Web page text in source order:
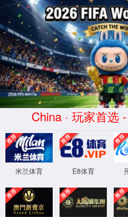
金沙
Official website
WTS-WAF拦截详情
出现该页面的原因:
1.你的请求是黑客攻击
2.你的请求合法但触发了安全规则,请